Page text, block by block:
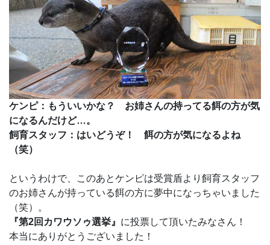
ケンピ：もういいかな？ お姉さんの持ってる餌の方が気
になるんだけど…。
飼育スタッフ：はいどうぞ！ 餌の方が気になるよね
（笑）
というわけで、このあとケンピは受賞盾より飼育スタッフ
のお姉さんが持っている餌の方に夢中になっちゃいました
（笑）。
『第2回カワウソゥ選挙』 に投票して頂いたみなさん！
本当にありがとうございました！